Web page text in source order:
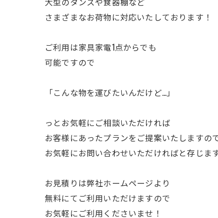
さまざまなお荷物に対応いたしております！
ご利用は家具家電1点からでも
可能ですので
「こんな物を運びたいんだけど…」
っとお気軽にご相談いただければ
お客様にあったプランをご提案いたしますの
お気軽にお問い合わせいただければと存じま
お見積りは弊社ホームページより
無料にてご利用いただけますので
お気軽にご利用くださいませ！